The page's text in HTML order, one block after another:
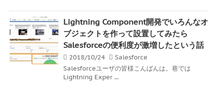
Lightning Component開発でいろんなオ
ブジェクトを作って設置してみたら
Salesforceの便利度が激増したという話
2018/10/24
Salesforce
Salesforceユーザの皆様こんばんは。巷では
Lightning Exper ...